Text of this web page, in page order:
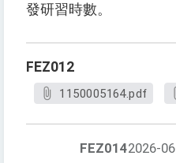
發研習時數。
FEZ012
1150005164.pdf
FEZ0142026-